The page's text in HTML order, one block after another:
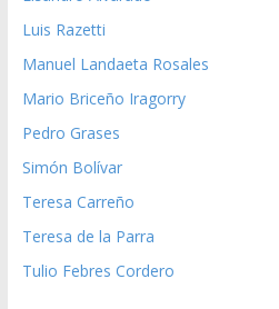
Luis Razetti
Manuel Landaeta Rosales
Mario Briceño Iragorry
Pedro Grases
Simón Bolívar
Teresa Carreño
Teresa de la Parra
Tulio Febres Cordero